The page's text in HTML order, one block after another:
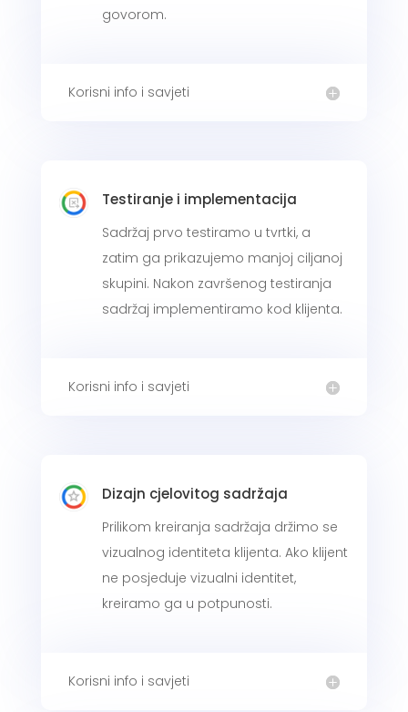
govorom.
Korisni info i savjeti
Testiranje i implementacija
Sadržaj prvo testiramo u tvrtki, a
zatim ga prikazujemo manjoj ciljanoj
skupini. Nakon završenog testiranja
sadržaj implementiramo kod klijenta.
Korisni info i savjeti
Dizajn cjelovitog sadržaja
Prilikom kreiranja sadržaja držimo se
vizualnog identiteta klijenta. Ako klijent
ne posjeduje vizualni identitet,
kreiramo ga u potpunosti.
Korisni info i savjeti